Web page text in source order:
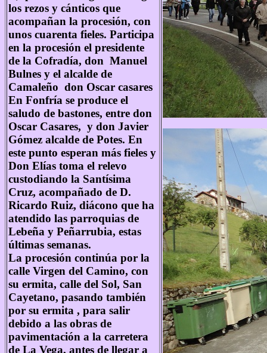
los rezos y cánticos que
acompañan la procesión, con
unos cuarenta fieles. Participa
en la procesión el presidente
de la Cofradía, don Manuel
Bulnes y el alcalde de
Camaleño don Oscar casares
En Fonfría se produce el
saludo de bastones, entre don
Oscar Casares, y don Javier
Gómez alcalde de Potes. En
este punto esperan más fieles y
Don Elías toma el relevo
custodiando la Santísima
Cruz, acompañado de D.
Ricardo Ruiz, diácono que ha
atendido las parroquias de
Lebeña y Peñarrubia, estas
últimas semanas.
La procesión continúa por la
calle Virgen del Camino, con
su ermita, calle del Sol, San
Cayetano, pasando también
por su ermita , para salir
debido a las obras de
pavimentación a la carretera
de La Vega, antes de llegar a